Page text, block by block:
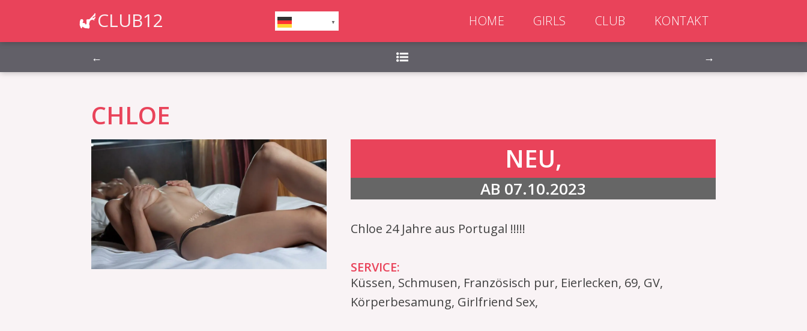
CLUB12 ▼ HOME GIRLS CLUB KONTAKT
← →
Montag, Dienstag, Mittwoch, Donnerstag, Freitag, Samstag, Sonntag,
CHLOE
NEU,
AB 07.10.2023
Chloe 24 Jahre aus Portugal !!!!!
SERVICE:
Küssen, Schmusen, Französisch pur, Eierlecken, 69, GV,
Körperbesamung, Girlfriend Sex,